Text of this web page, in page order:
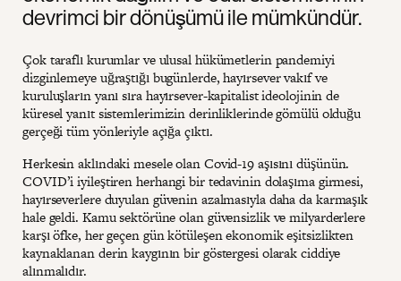
devrimci bir dönüşümü ile mümkündür.
Çok taraflı kurumlar ve ulusal hükümetlerin pandemiyi
dizginlemeye uğraştığı bugünlerde, hayırsever vakıf ve
kuruluşların yanı sıra hayırsever-kapitalist ideolojinin de
küresel yanıt sistemlerimizin derinliklerinde gömülü olduğu
gerçeği tüm yönleriyle açığa çıktı.
Herkesin aklındaki mesele olan Covid-19 aşısını düşünün.
COVID’i iyileştiren herhangi bir tedavinin dolaşıma girmesi,
hayırseverlere duyulan güvenin azalmasıyla daha da karmaşık
hale geldi. Kamu sektörüne olan güvensizlik ve milyarderlere
karşı öfke, her geçen gün kötüleşen ekonomik eşitsizlikten
kaynaklanan derin kaygının bir göstergesi olarak ciddiye
alınmalıdır.